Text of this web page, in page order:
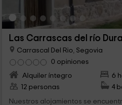
Las Carrascas del río
Carrascal Del Rio, Segovia
0 opiniones
Alquiler íntegro
6
12 personas
4
Nuestros alojamientos se